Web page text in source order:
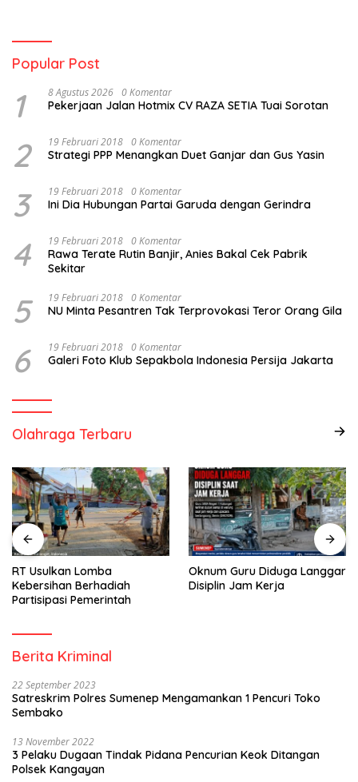
Popular Post
1 8 Agustus 2026 0 Komentar
Pekerjaan Jalan Hotmix CV RAZA SETIA Tuai Sorotan
2 19 Februari 2018 0 Komentar
Strategi PPP Menangkan Duet Ganjar dan Gus Yasin
3 19 Februari 2018 0 Komentar
Ini Dia Hubungan Partai Garuda dengan Gerindra
4 19 Februari 2018 0 Komentar
Rawa Terate Rutin Banjir, Anies Bakal Cek Pabrik
Sekitar
5 19 Februari 2018 0 Komentar
NU Minta Pesantren Tak Terprovokasi Teror Orang Gila
6 19 Februari 2018 0 Komentar
Galeri Foto Klub Sepakbola Indonesia Persija Jakarta
Olahraga Terbaru
RT Usulkan Lomba
Kebersihan Berhadiah
Partisipasi Pemerintah
Oknum Guru Diduga Langgar
Disiplin Jam Kerja
Berita Kriminal
22 September 2023
Satreskrim Polres Sumenep Mengamankan 1 Pencuri Toko
Sembako
13 November 2022
3 Pelaku Dugaan Tindak Pidana Pencurian Keok Ditangan
Polsek Kangayan